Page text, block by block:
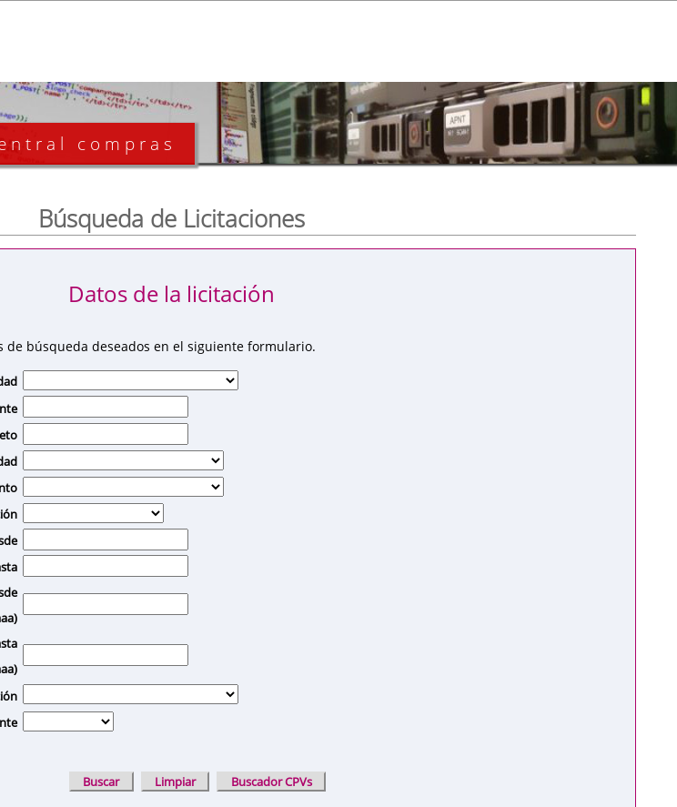
compras
Búsqueda de Licitaciones
de búsqueda deseados en el siguiente formulario.
Datos de la licitación